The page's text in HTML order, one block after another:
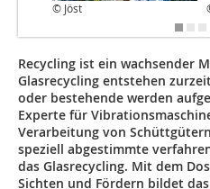
© Jöst
Recycling ist ein wachsender
Glasrecycling entstehen
oder bestehende werden
Experte für
Verarbeitung von
speziell abgestimmte
das Glasrecycling. Mit dem
Sichten und Fördern bildet